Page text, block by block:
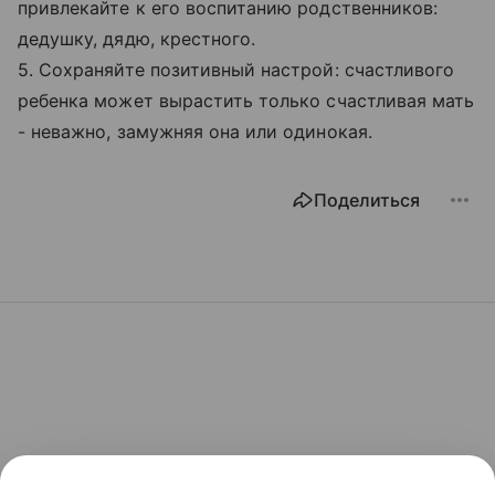
привлекайте к его воспитанию родственников:
дедушку, дядю, крестного.
5. Сохраняйте позитивный настрой: счастливого
ребенка может вырастить только счастливая мать
- неважно, замужняя она или одинокая.
Поделиться